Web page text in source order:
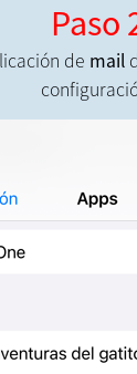
Paso
de mail